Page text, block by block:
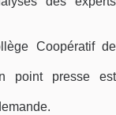
Coopératif de
point presse est